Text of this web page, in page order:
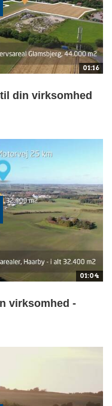
01:16
din virksomhed
01:04
virksomhed -